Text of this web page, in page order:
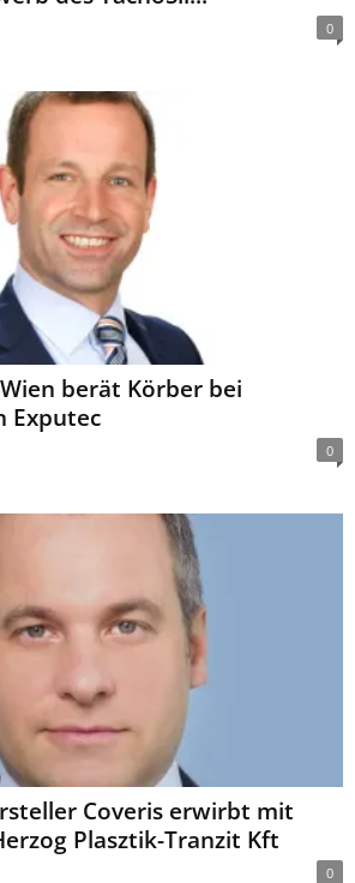
0
berät Körber bei
Exputec
0
Coveris erwirbt mit
Plasztik-Tranzit Kft
0